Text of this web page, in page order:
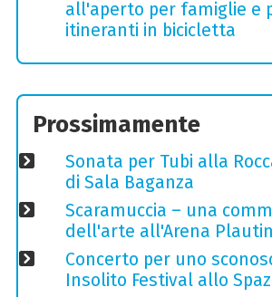
all'aperto per famiglie e
itineranti in bicicletta
Prossimamente
Sonata per Tubi alla
di Sala Baganza
Scaramuccia – una
dell'arte all'Arena
Concerto per uno
Insolito Festival allo